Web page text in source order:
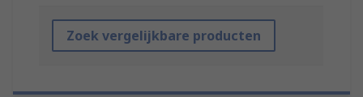
Zoek vergelijkbare producten